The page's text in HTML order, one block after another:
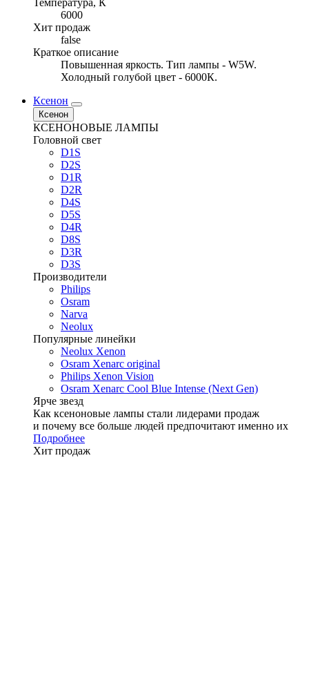
Температура, К
6000
Хит продаж
false
Краткое описание
Повышенная яркость. Тип лампы - W5W.
Холодный голубой цвет - 6000К.
Ксенон
Ксенон
КСЕНОНОВЫЕ ЛАМПЫ
Головной свет
D1S
D2S
D1R
D2R
D4S
D5S
D4R
D8S
D3R
D3S
Производители
Philips
Osram
Narva
Neolux
Популярные линейки
Neolux Xenon
Osram Xenarc original
Philips Xenon Vision
Osram Xenarc Cool Blue Intense (Next Gen)
Ярче звезд
Как ксеноновые лампы стали лидерами продаж
и почему все больше людей предпочитают именно их
Подробнее
Хит продаж